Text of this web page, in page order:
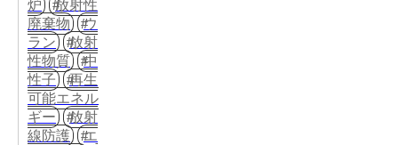
炉
放射性
廃棄物
ウ
ラン
放射
性物質
中
性子
再生
可能エネル
ギー
放射
線防護
エ